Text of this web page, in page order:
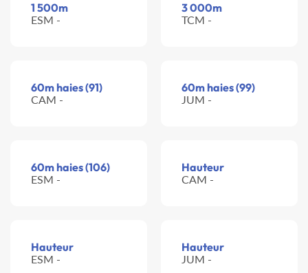
1 500m
ESM -
3 000m
TCM -
60m haies (91)
CAM -
60m haies (99)
JUM -
60m haies (106)
ESM -
Hauteur
CAM -
Hauteur
ESM -
Hauteur
JUM -